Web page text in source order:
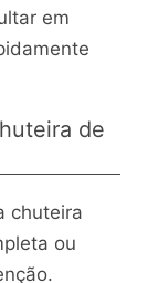
em
de
chuteira
ou